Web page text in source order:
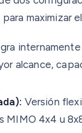
maximizar
alcance,
Versión
MIMO 4x4 u